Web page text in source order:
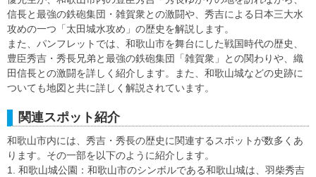
信長と最強の鉄砲集団・雑賀衆との激闘や、秀吉による日本三大水
攻めの一つ「太田城水攻め」の歴史を解説します。
また、パンフレットでは、和歌山市を舞台にした戦国時代の歴史、
豊臣秀吉・秀長兄弟と最強の鉄砲集団「雑賀衆」との関わりや、織
田信長との激闘を詳しく紹介します。また、和歌山城などの史跡に
ついても地図と共に詳しく解説されています。
関連スポット紹介
和歌山市内には、秀吉・秀長の歴史に関連するスポットが数多くあ
ります。その一部を以下のように紹介します。
1. 和歌山城公園：和歌山市のシンボルである和歌山城は、羽柴秀吉